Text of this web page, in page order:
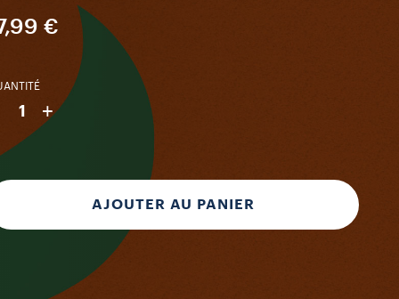
€
1 +
AJOUTER AU PANIER